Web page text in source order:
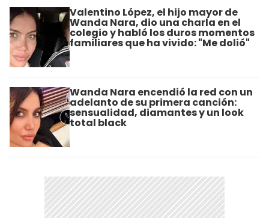
Valentino López, el hijo mayor de
Wanda Nara, dio una charla en el
colegio y habló los duros momentos
familiares que ha vivido: "Me dolió"
Wanda Nara encendió la red con un
adelanto de su primera canción:
sensualidad, diamantes y un look
total black